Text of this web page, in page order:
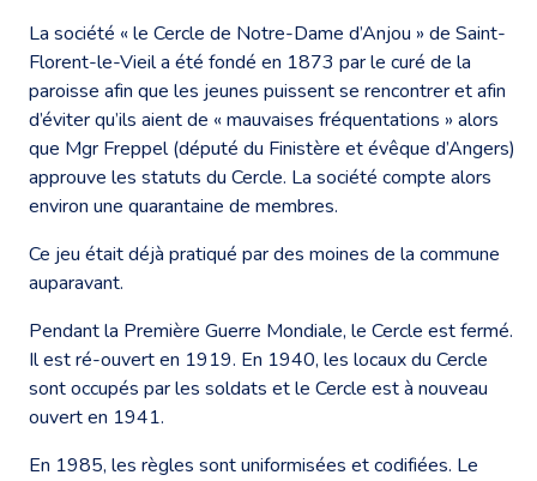
La société « le Cercle de Notre-Dame d’Anjou » de Saint-
Florent-le-Vieil a été fondé en 1873 par le curé de la
paroisse afin que les jeunes puissent se rencontrer et afin
d’éviter qu’ils aient de « mauvaises fréquentations » alors
que Mgr Freppel (député du Finistère et évêque d’Angers)
approuve les statuts du Cercle. La société compte alors
environ une quarantaine de membres.
Ce jeu était déjà pratiqué par des moines de la commune
auparavant.
Pendant la Première Guerre Mondiale, le Cercle est fermé.
Il est ré-ouvert en 1919. En 1940, les locaux du Cercle
sont occupés par les soldats et le Cercle est à nouveau
ouvert en 1941.
En 1985, les règles sont uniformisées et codifiées. Le